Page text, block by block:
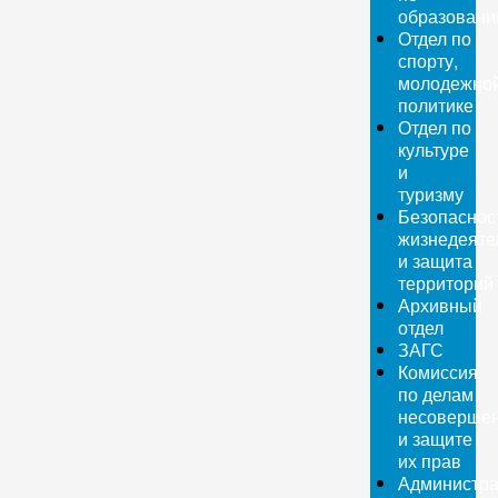
Отдел по
спорту,
политике
Отдел по
культуре
и
туризму
и защита
территорий
Архивный
отдел
ЗАГС
Комиссия
по делам
и защите
их прав